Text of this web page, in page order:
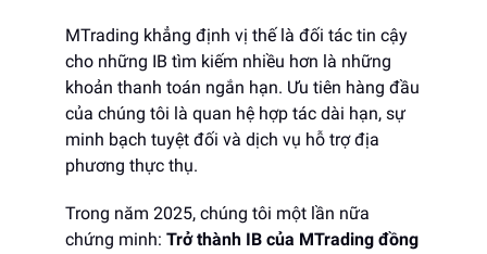
MTrading khẳng định vị thế là đối tác tin cậy
cho những IB tìm kiếm nhiều hơn là những
khoản thanh toán ngắn hạn. Ưu tiên hàng đầu
của chúng tôi là quan hệ hợp tác dài hạn, sự
minh bạch tuyệt đối và dịch vụ hỗ trợ địa
phương thực thụ.
Trong năm 2025, chúng tôi một lần nữa
chứng minh: Trở thành IB của MTrading đồng